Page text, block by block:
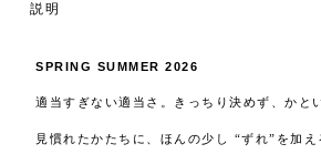
説明
SPRING SUMMER 2026
適当すぎない適当さ。きっちり決めず、かと
見慣れたかたちに、ほんの少し “ずれ”を加